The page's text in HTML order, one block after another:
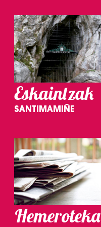
Eskaintzak
SANTIMAMIÑE
Hemeroteka